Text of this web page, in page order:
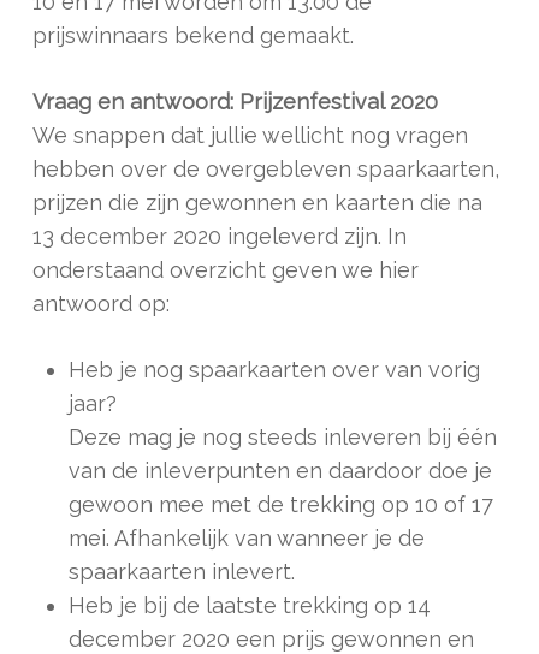
prijswinnaars bekend gemaakt.
Vraag en antwoord: Prijzenfestival 2020
We snappen dat jullie wellicht nog vragen
hebben over de overgebleven spaarkaarten,
prijzen die zijn gewonnen en kaarten die na
13 december 2020 ingeleverd zijn. In
onderstaand overzicht geven we hier
antwoord op:
Heb je nog spaarkaarten over van vorig
jaar?
Deze mag je nog steeds inleveren bij één
van de inleverpunten en daardoor doe je
gewoon mee met de trekking op 10 of 17
mei. Afhankelijk van wanneer je de
spaarkaarten inlevert.
Heb je bij de laatste trekking op 14
december 2020 een prijs gewonnen en